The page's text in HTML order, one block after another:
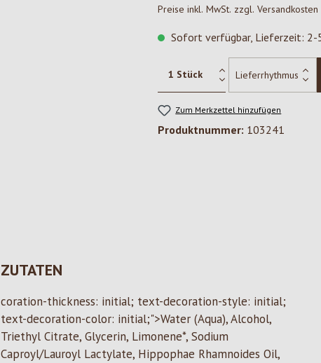
Preise inkl. MwSt. zzgl. Versandkosten
Sofort verfügbar, Lieferzeit: 2-
Zum Merkzettel hinzufügen
Produktnummer: 103241
ZUTATEN
coration-thickness: initial; text-decoration-style: initial;
text-decoration-color: initial;">Water (Aqua), Alcohol,
Triethyl Citrate, Glycerin, Limonene*, Sodium
Caproyl/Lauroyl Lactylate, Hippophae Rhamnoides Oil,